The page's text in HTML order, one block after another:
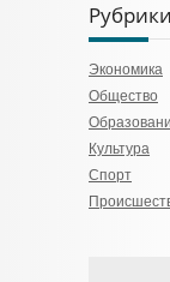
Рубрики
Экономика
Общество
Культура
Спорт